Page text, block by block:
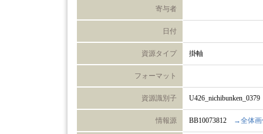
寄与者
日付
資源タイプ 掛軸
フォーマット
資源識別子 U426_nichibunken_0379
情報源 BB10073812 →全体画